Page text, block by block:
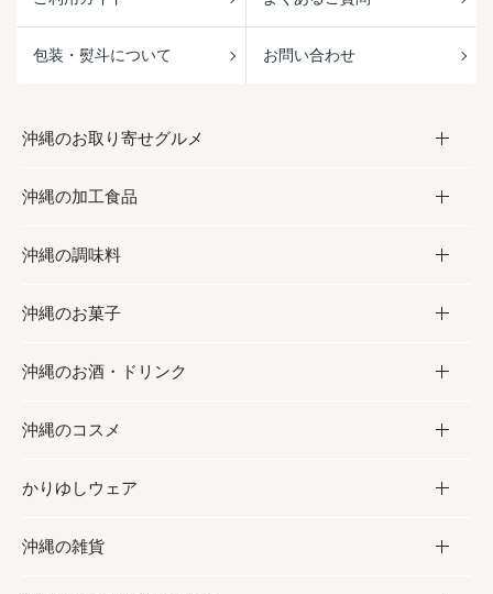
包装・熨斗について お問い合わせ
沖縄のお取り寄せグルメ
お取り寄せグルメ
フルーツ・野菜
お肉
海産物
沖縄の加工食品
加工食品
缶詰／パウチ
沖縄料理
沖縄そば／乾麺
レトルト食品
乾物／粉類
沖縄の調味料
調味料
砂糖／黒砂糖
塩
お酢／ドレッシング
しょうゆ
沖縄のお菓子
お菓子
黒糖
ちんすこう
伝統菓子
沖縄のお酒・ドリンク
お酒・ドリンク
泡盛
ビール・チューハイ
沖縄のコスメ
コスメ
スキンケア
かりゆしウェア
かりゆしウェア
沖縄の雑貨